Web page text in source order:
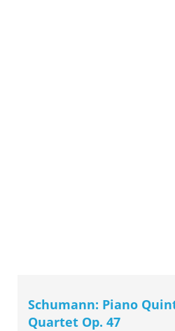
Schumann: Piano
Quartet Op. 47